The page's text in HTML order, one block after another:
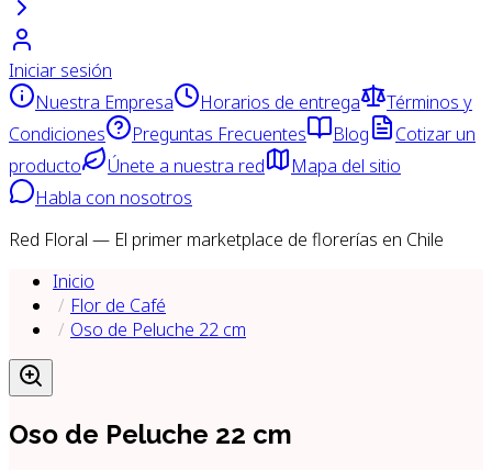
Iniciar sesión
Nuestra Empresa
Horarios de entrega
Términos y
Condiciones
Preguntas Frecuentes Blog
Cotizar un
producto
Únete a nuestra red
Mapa del sitio
Habla con nosotros
Red Floral — El primer marketplace de florerías en Chile
Inicio
Flor de Café
Oso de Peluche 22 cm
Oso de Peluche 22 cm